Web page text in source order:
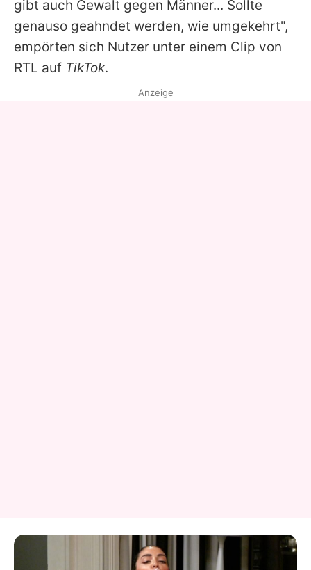
gibt auch Gewalt gegen Männer... Sollte
genauso geahndet werden, wie umgekehrt",
empörten sich Nutzer unter einem Clip von
RTL auf TikTok.
Anzeige